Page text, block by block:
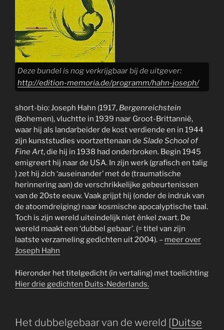
Deze bundel is nog verkrijgbaar bij de uitgever:
http://edition-memoria.de/programm/hahn-joseph/
short-bio: Joseph Hahn (1917, Bergenreichstein
(Bohemen), vluchtte in 1939 naar Groot-Brittannië,
waar hij als landarbeider de kost verdiende en in 1944
zijn kunststudies voortzettenaan de Slade School of
Fine Art, die hij in 1938 had onderbroken. Begin 1945
emigreert hij naar de USA. In zijn werk (grafisch en talig
) zet hij zich ‘auseinander’ met de (traumatische
herinnering aan) de verschrikkelijke gebeurtenissen
van de 20ste eeuw. Vaak grijpt hij (onder de indruk van
de atoomdreiging) naar kosmische apocalyptische taal.
Toch is zijn wereld uiteindelijk niet ènkel zwart. De
wereld maakt een ‘dubbel gebaar’. (= titel van zijn
laatste verzameling gedichten uit 2004). – meer over
Joseph Hahn
Hieronder het titelgedicht (in vertaling) met toelichting
Hier drie gedichten Duits-Nederlands.
Het dubbelgebaar van de wereld [Duitse